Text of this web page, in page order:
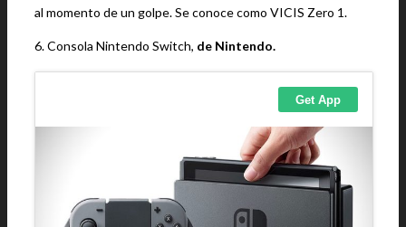
al momento de un golpe. Se conoce como VICIS Zero 1.
6. Consola Nintendo Switch, de Nintendo.